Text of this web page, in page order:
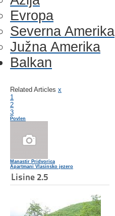
Evropa
Severna Amerika
Južna Amerika
Balkan
Related Articles x
1
2
3
Povlen
Manastir Pridvorica
Apartmani Vlasinsko jezero
Lisine 2.5